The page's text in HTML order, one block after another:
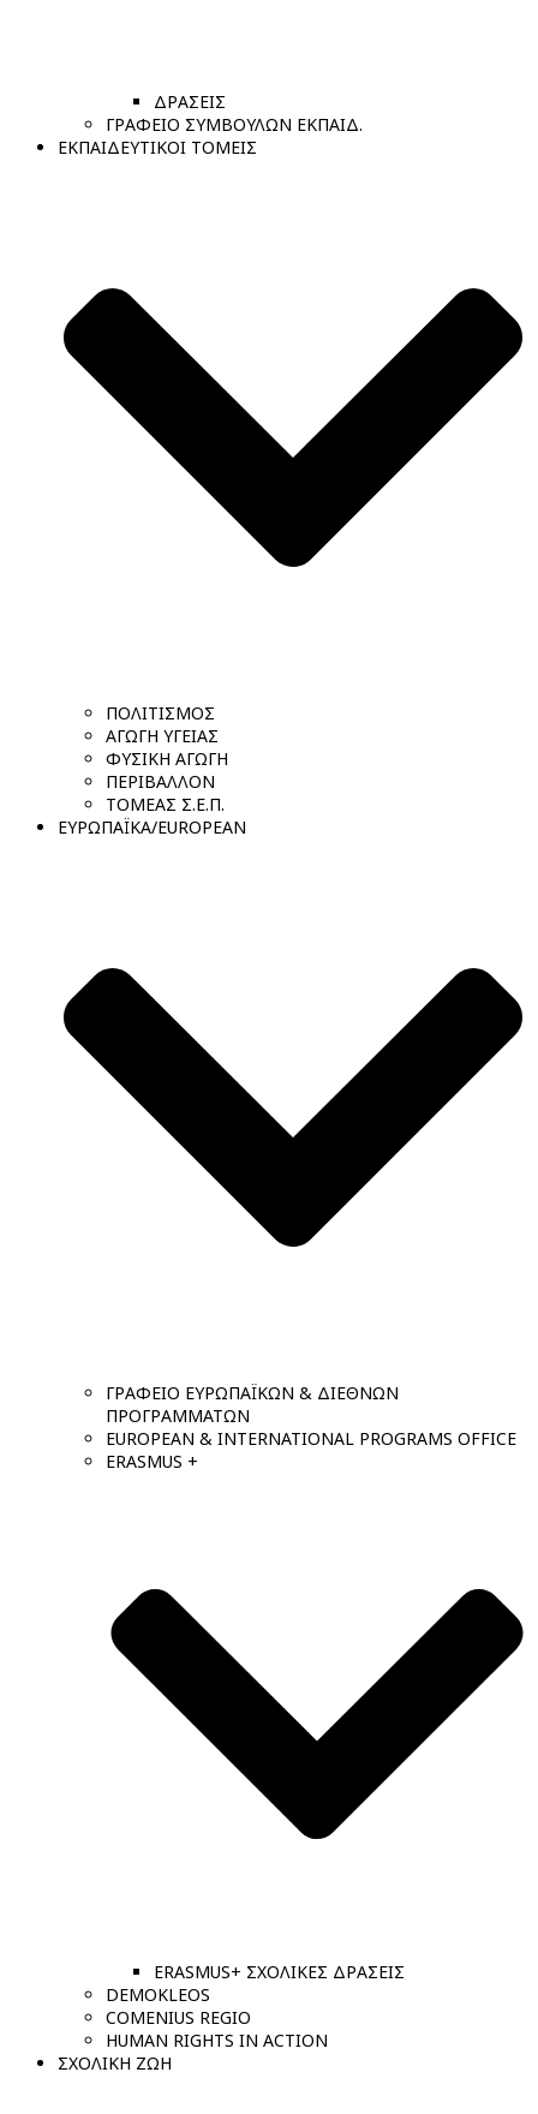
ΔΡΑΣΕΙΣ
ΓΡΑΦΕΙΟ ΣΥΜΒΟΥΛΩΝ ΕΚΠΑΙΔ.
ΕΚΠΑΙΔΕΥΤΙΚΟΙ ΤΟΜΕΙΣ
ΠΟΛΙΤΙΣΜΟΣ
ΑΓΩΓΗ ΥΓΕΙΑΣ
ΦΥΣΙΚΗ ΑΓΩΓΗ
ΠΕΡΙΒΑΛΛΟΝ
ΤΟΜΕΑΣ Σ.Ε.Π.
ΕΥΡΩΠΑΪΚΑ/EUROPEAN
ΓΡΑΦΕΙΟ ΕΥΡΩΠΑΪΚΩΝ & ΔΙΕΘΝΩΝ
ΠΡΟΓΡΑΜΜΑΤΩΝ
EUROPEAN & INTERNATIONAL PROGRAMS OFFICE
ERASMUS +
ERASMUS+ ΣΧΟΛΙΚΕΣ ΔΡΑΣΕΙΣ
DEMOKLEOS
COMENIUS REGIO
HUMAN RIGHTS IN ACTION
ΣΧΟΛΙΚΗ ΖΩΗ